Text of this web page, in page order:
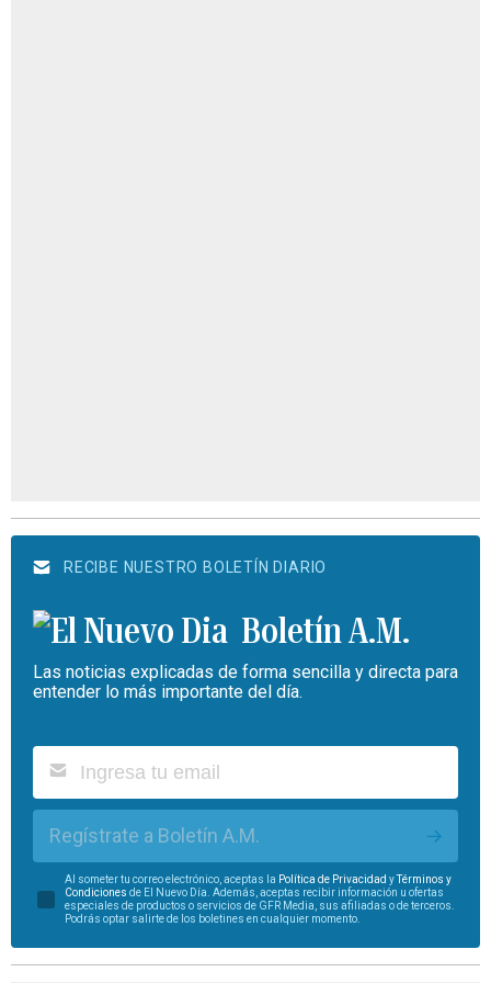
RECIBE NUESTRO BOLETÍN DIARIO
Boletín A.M.
Las noticias explicadas de forma sencilla y directa para
entender lo más importante del día.
Regístrate a Boletín A.M.
Al someter tu correo electrónico, aceptas la Política de Privacidad yTérminos y
Condiciones de El Nuevo Día. Además, aceptas recibir información u ofertas
especiales de productos o servicios de GFR Media, sus afiliadas o de terceros.
Podrás optar salirte de los boletines en cualquier momento.